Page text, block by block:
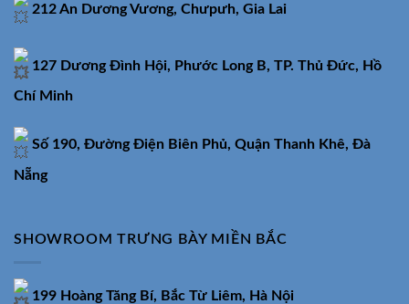
212 An Dương Vương, Chưpưh, Gia Lai
127 Dương Đình Hội, Phước Long B, TP. Thủ Đức, Hồ
Chí Minh
Số 190, Đường Điện Biên Phủ, Quận Thanh Khê, Đà
Nẵng
SHOWROOM TRƯNG BÀY MIỀN BẮC
199 Hoàng Tăng Bí, Bắc Từ Liêm, Hà Nội